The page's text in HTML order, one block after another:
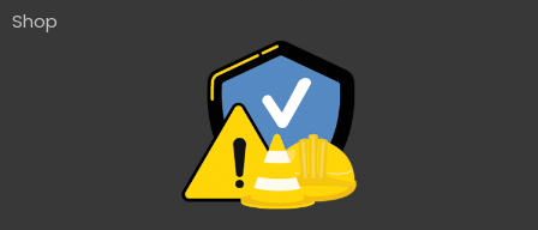
Shop